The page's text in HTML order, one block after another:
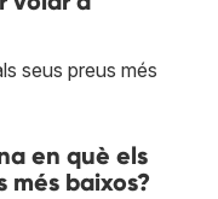
seus preus més
en què els
més baixos?